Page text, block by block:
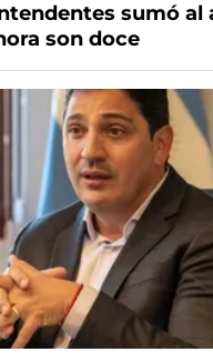
sumó al
son doce